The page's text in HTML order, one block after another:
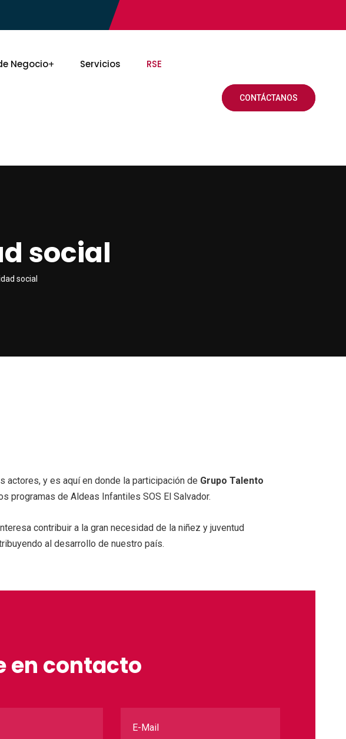
Negocio Servicios RSE
CONTÁCTANOS
social
social
actores, y es aquí en donde la participación de Grupo Talento
programas de Aldeas Infantiles SOS El Salvador.
contribuir a la gran necesidad de la niñez y juventud
al desarrollo de nuestro país.
en contacto